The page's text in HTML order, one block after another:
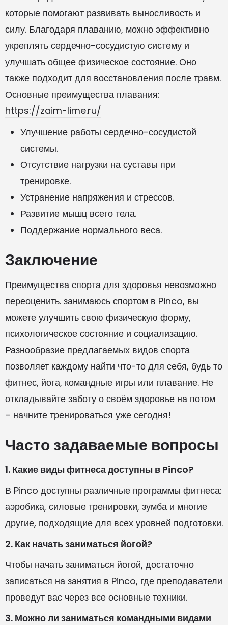
которые помогают развивать выносливость и
силу. Благодаря плаванию, можно эффективно
укреплять сердечно-сосудистую систему и
улучшать общее физическое состояние. Оно
также подходит для восстановления после травм.
Основные преимущества плавания:
https://zaim-lime.ru/
Улучшение работы сердечно-сосудистой
системы.
Отсутствие нагрузки на суставы при
тренировке.
Устранение напряжения и стрессов.
Развитие мышц всего тела.
Поддержание нормального веса.
Заключение
Преимущества спорта для здоровья невозможно
переоценить. занимаюсь спортом в Pinco, вы
можете улучшить свою физическую форму,
психологическое состояние и социализацию.
Разнообразие предлагаемых видов спорта
позволяет каждому найти что-то для себя, будь то
фитнес, йога, командные игры или плавание. Не
откладывайте заботу о своём здоровье на потом
– начните тренироваться уже сегодня!
Часто задаваемые вопросы
1. Какие виды фитнеса доступны в Pinco?
В Pinco доступны различные программы фитнеса:
аэробика, силовые тренировки, зумба и многие
другие, подходящие для всех уровней подготовки.
2. Как начать заниматься йогой?
Чтобы начать заниматься йогой, достаточно
записаться на занятия в Pinco, где преподаватели
проведут вас через все основные техники.
3. Можно ли заниматься командными видами